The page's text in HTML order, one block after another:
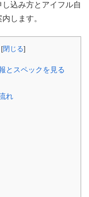
込み方とアイフル自
します。
[閉じる]
とスペックを見る
れ